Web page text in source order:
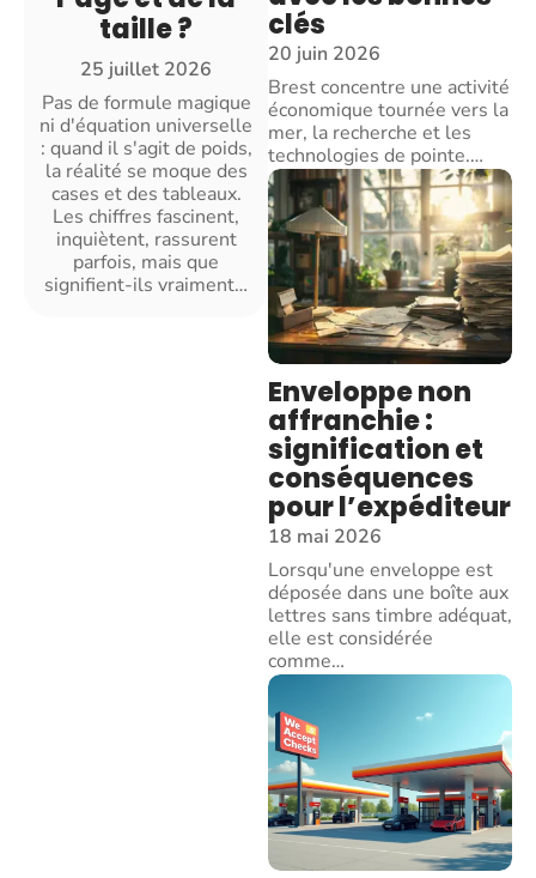
taille ?
25 juillet 2026
Pas de formule magique
ni d'équation universelle
: quand il s'agit de poids,
la réalité se moque des
cases et des tableaux.
Les chiffres fascinent,
inquiètent, rassurent
parfois, mais que
signifient-ils vraiment…
clés
20 juin 2026
Brest concentre une activité
économique tournée vers la
mer, la recherche et les
technologies de pointe.…
Enveloppe non
affranchie :
signification et
conséquences
pour l’expéditeur
18 mai 2026
Lorsqu'une enveloppe est
déposée dans une boîte aux
lettres sans timbre adéquat,
elle est considérée
comme…